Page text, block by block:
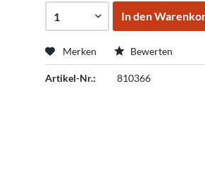
In den
Merken Bewerten
Artikel-Nr.: 810366